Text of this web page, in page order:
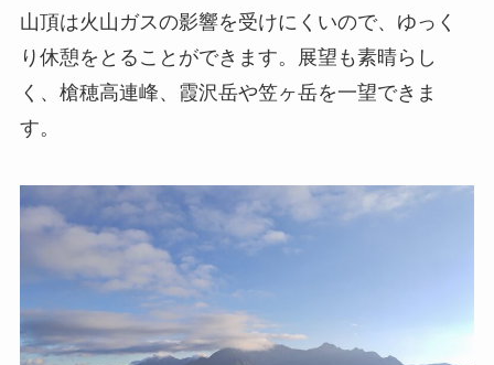
山頂は火山ガスの影響を受けにくいので、ゆっく
り休憩をとることができます。展望も素晴らし
く、槍穂高連峰、霞沢岳や笠ヶ岳を一望できま
す。